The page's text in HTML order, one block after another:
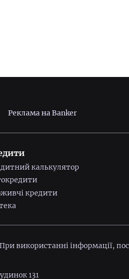
Реклама на Banker
калькулятор
кредити
використанні інформації,
131